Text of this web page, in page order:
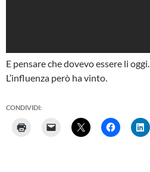
E pensare che dovevo essere li oggi.
L’influenza però ha vinto.
CONDIVIDI: